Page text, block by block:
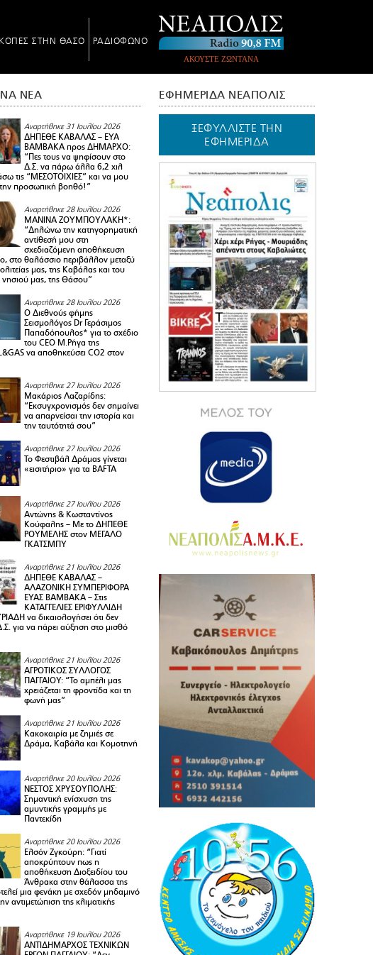
ΣΤΗΝ ΘΑΣΟ ΡΑΔΙΟΦΩΝΟ
ΑΚΟΥΣΤΕ ΖΩΝΤΑΝΑ
ΝΕΑ
Αναρτήθηκε 31 Ιουλίου 2026
ΔΗΠΕΘΕ ΚΑΒΑΛΑΣ – ΕΥΑ
ΒΑΜΒΑΚΑ προς ΔΗΜΑΡΧΟ:
“Πες τους να ψηφίσουν στο
Δ.Σ. να πάρω άλλα 6,2 χιλ
τις “ΜΕΣΟΤΟΙΧΙΕΣ” και να μου
την προσωπική βοηθό!”
Αναρτήθηκε 28 Ιουλίου 2026
ΜΑΝΙΝΑ ΖΟΥΜΠΟΥΛΑΚΗ*:
“Δηλώνω την κατηγορηματική
αντίθεσή μου στη
σχεδιαζόμενη αποθήκευση
στο θαλάσσιο περιβάλλον μεταξύ
μας, της Καβάλας και του
μας, της Θάσου”
Αναρτήθηκε 28 Ιουλίου 2026
Ο Διεθνούς φήμης
Σεισμολόγος Dr Γεράσιμος
Παπαδόπουλος* για το σχέδιο
του CEO M.Ρήγα της
να αποθηκεύσει CO2 στον
Αναρτήθηκε 27 Ιουλίου 2026
Μακάριος Λαζαρίδης:
“Εκσυγχρονισμός δεν σημαίνει
να απαρνείσαι την ιστορία και
την ταυτότητά σου”
Αναρτήθηκε 27 Ιουλίου 2026
Το Φεστιβάλ Δράμας γίνεται
«εισιτήριο» για τα BAFTA
Αναρτήθηκε 27 Ιουλίου 2026
Αντώνης & Κωσταντίνος
Κούφαλης – Με το ΔΗΠΕΘΕ
ΡΟΥΜΕΛΗΣ στον ΜΕΓΑΛΟ
ΓΚΑΤΣΜΠΥ
Αναρτήθηκε 21 Ιουλίου 2026
ΔΗΠΕΘΕ ΚΑΒΑΛΑΣ –
ΑΛΑΖΟΝΙΚΗ ΣΥΜΠΕΡΙΦΟΡΑ
ΕΥΑΣ ΒΑΜΒΑΚΑ – Στις
ΚΑΤΑΓΓΕΛΙΕΣ ΕΡΙΦΥΛΛΙΔΗ
να δικαιολογήσει ότι δεν
για να πάρει αύξηση στο μισθό
Αναρτήθηκε 21 Ιουλίου 2026
ΑΓΡΟΤΙΚΟΣ ΣΥΛΛΟΓΟΣ
ΠΑΓΓΑΙΟY: “Το αμπέλι μας
χρειάζεται τη φροντίδα και τη
φωνή μας”
Αναρτήθηκε 21 Ιουλίου 2026
Κακοκαιρία με ζημιές σε
Δράμα, Καβάλα και Κομοτηνή
Αναρτήθηκε 20 Ιουλίου 2026
ΝΕΣΤΟΣ ΧΡΥΣΟΥΠΟΛΗΣ:
Σημαντική ενίσχυση της
αμυντικής γραμμής με
Παντεκίδη
Αναρτήθηκε 20 Ιουλίου 2026
Ελσόν Ζγκούρη: “Γιατί
αποκρύπτουν πως η
αποθήκευση Διοξειδίου του
Άνθρακα στην θάλασσα της
μια φενάκη με σχεδόν μηδαμινό
αντιμετώπιση της κλιματικής
Αναρτήθηκε 19 Ιουλίου 2026
ΑΝΤΙΔΗΜΑΡΧΟΣ ΤΕΧΝΙΚΩΝ
ΕΦΗΜΕΡΙΔΑ ΝΕΑΠΟΛΙΣ
ΞΕΦΥΛΛΙΣΤΕ ΤΗΝ
ΕΦΗΜΕΡΙΔΑ